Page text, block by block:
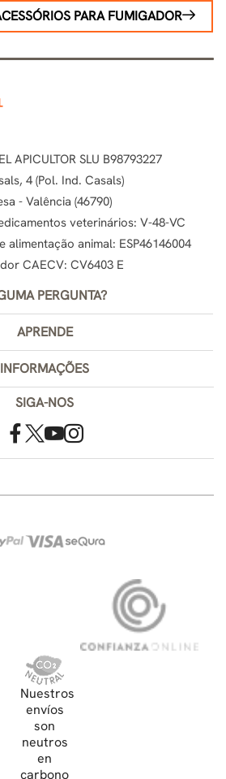
PARA FUMIGADOR
APICULTOR SLU B98793227
4 (Pol. Ind. Casals)
- Valência (46790)
veterinários: V-48-VC
alimentação animal: ESP46146004
CAECV: CV6403 E
PERGUNTA?
APRENDE
INFORMAÇÕES
SIGA-NOS
Nuestros
envíos
son
neutros
en
carbono